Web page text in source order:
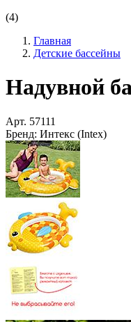
(4)
Главная
Детские бассейны
Надувной
Арт. 57111
Бренд: Интекс (Intex)